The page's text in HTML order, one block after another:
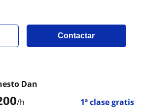
Contactar
/h 1ª clase gratis
Dan